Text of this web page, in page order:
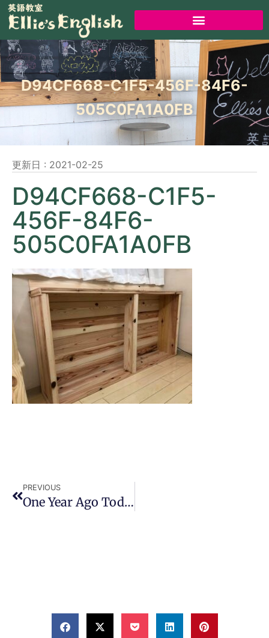
D94CF668-C1F5-456F-84F6-
505C0FA1A0FB
更新日 : 2021-02-25
D94CF668-C1F5-
456F-84F6-
505C0FA1A0FB
PREVIOUS
One Year Ago Today 5